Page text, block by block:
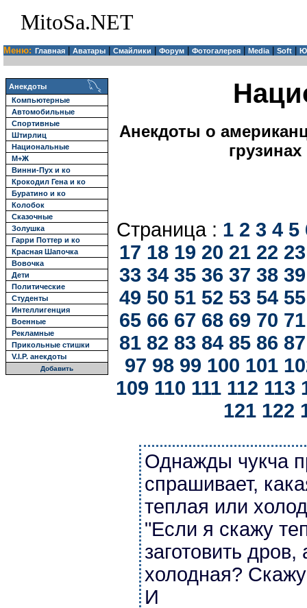
MitoSa.NET
Меню: Главная Аватары Смайлики Форум Фотогалерея Media| Soft
Анекдоты
Компьютерные
Автомобильные
Спортивные
Штирлиц
Национальные
М+Ж
Винни-Пух и ко
Крокодил Гена и ко
Буратино и ко
Колобок
Сказочные
Золушка
Гарри Поттер и ко
Красная Шапочка
Вовочка
Дети
Политические
Студенты
Интеллигенция
Военные
Рекламные
Прикольные стишки
V.I.P. анекдоты
Добавить
Анекдоты о
Страница : 1 2 3 4 5
17 18 19 20 21 22 23
33 34 35 36 37 38 39
49 50 51 52 53 54 55
65 66 67 68 69 70 71
81 82 83 84 85 86 87
97 98 99 100 101
109 110 111 112 113
121 122
Однажды чукча
спрашивает,
теплая или
"Если я скажу
заготовить
холодная?
И